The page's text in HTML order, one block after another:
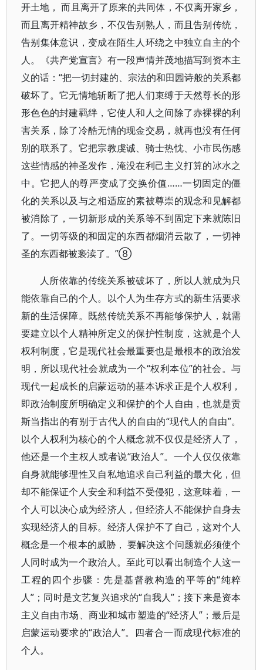
开土地， 而且离开了原来的共同体，不仅离开家乡，
而且离开精神故乡，不仅告别熟人，而且告别传统，
告别集体意识，变成在陌生人环绕之中独立自主的个
人。《共产党宣言》有一段声情并茂地描写到资本主
义的话：“把一切封建的、宗法的和田园诗般的关系都
破坏了。它无情地斩断了把人们束缚于天然尊长的形
形色色的封建羁绊，它使人和人之间除了赤裸裸的利
害关系，除了冷酷无情的现金交易，就再也没有任何
别的联系了。它把宗教虔诚、骑士热忱、小市民伤感
这些情感的神圣发作，淹没在利己主义打算的冰水之
中。它把人的尊严变成了交换价值……一切固定的僵
化的关系以及与之相适应的素被尊崇的观念和见解都
被消除了，一切新形成的关系等不到固定下来就陈旧
了。一切等级的和固定的东西都烟消云散了，一切神
圣的东西都被亵渎了。”⑧
人所依靠的传统关系被破坏了，所以人就成为只
能依靠自己的个人。以个人为生存方式的新生活要求
新的生活保障。既然传统关系不再能够保护人，就需
要建立以个人精神所定义的保护性制度，这就是个人
权利制度，它是现代社会最重要也是最根本的政治发
明，所以现代社会就成为一个“权利本位”的社会。与
现代一起成长的启蒙运动的基本诉求正是个人权利，
即政治制度所明确定义和保护的个人自由，也就是贡
斯当指出的有别于古代人的自由的“现代人的自由”。
以个人权利为核心的个人概念就不仅仅是经济人了，
他还是一个主权人或者说“政治人”。一个人仅仅依靠
自身就能够理性又自私地追求自己利益的最大化，但
却不能保证个人安全和利益不受侵犯，这意味着，一
个人可以决心成为经济人，但经济人不能保护自身去
实现经济人的目标。经济人保护不了自己，这对个人
概念是一个根本的威胁， 要解决这个问题就必须使个
人同时成为一个政治人。至此可以看出制造个人这一
工程的四个步骤：先是基督教构造的平等的“纯粹
人”；同时是文艺复兴追求的“自我人”；接下来是资本
主义自由市场、商业和城市塑造的“经济人”；最后是
启蒙运动要求的“政治人”。四者合一而成现代标准的
个人。